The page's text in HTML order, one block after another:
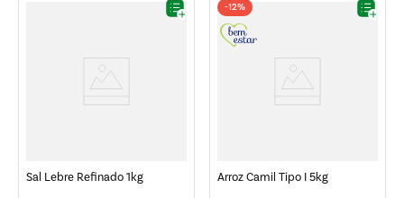
Sal Lebre Refinado 1kg
-12%
Arroz Camil Tipo I 5kg